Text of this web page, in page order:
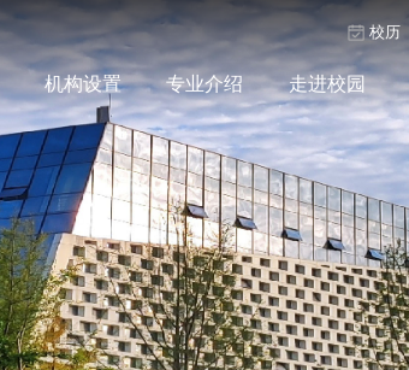
校历
机构设置 专业介绍 走进校园